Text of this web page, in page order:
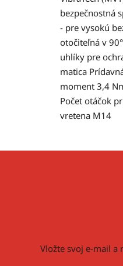
bezpečnostná
- pre vysokú
otočiteľná v
uhlíky pre
matica
moment 3,4
Počet otáčok
vretena M14
Vložte svoj e-mail a